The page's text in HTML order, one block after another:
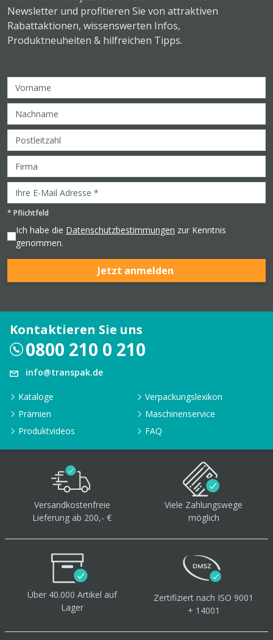
Newsletter und profitieren Sie von attraktiven
Rabattaktionen, wissenswerten Infos,
Produktneuheiten & hilfreichen Tipps.
* Pflichtfeld
Ich habe die Datenschutzbestimmungen zur Kenntnis
genommen.
Jetzt anmelden
Kontaktieren Sie uns
0800 210 0 210
info@transpak.de
Kataloge
Verpackungslexikon
Prämien
Maschinenservice
Produktvideos
FAQ
Versandkostenfreie
Lieferung ab 200,- €
Viele Zahlungswege
möglich
Über 40.000 Artikel auf
Lager
Zertifiziert nach ISO 9001
+ 14001